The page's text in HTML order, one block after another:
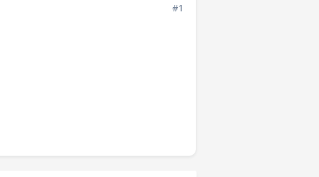
#1